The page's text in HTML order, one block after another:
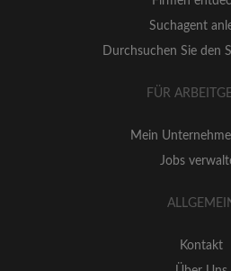
Suchagent
Durchsuchen Sie den
FÜR
Mein
Jobs
Kontakt